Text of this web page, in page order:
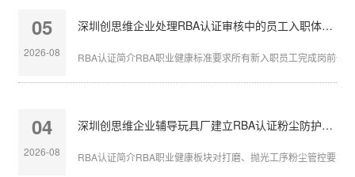
05
2026-08
深圳创思维企业处理RBA认证审核中的员工入职体检缺失
RBA认证简介RBA职业健康标准要求所有新入职员工完成岗前体
04
2026-08
深圳创思维企业辅导玩具厂建立RBA认证粉尘防护体系
RBA认证简介RBA职业健康板块对打磨、抛光工序粉尘管控要求